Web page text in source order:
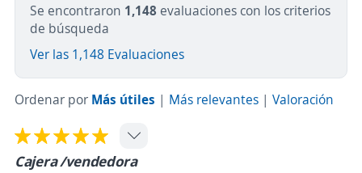
Se encontraron 1,148 evaluaciones con los criterios
de búsqueda
Ver las 1,148 Evaluaciones
Ordenar por Más útiles | Más relevantes | Valoración
Cajera /vendedora